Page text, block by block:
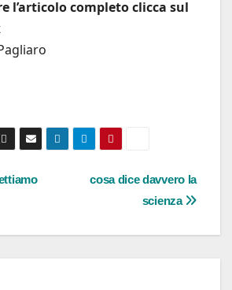
l’articolo completo clicca sul
cosa dice davvero la
scienza